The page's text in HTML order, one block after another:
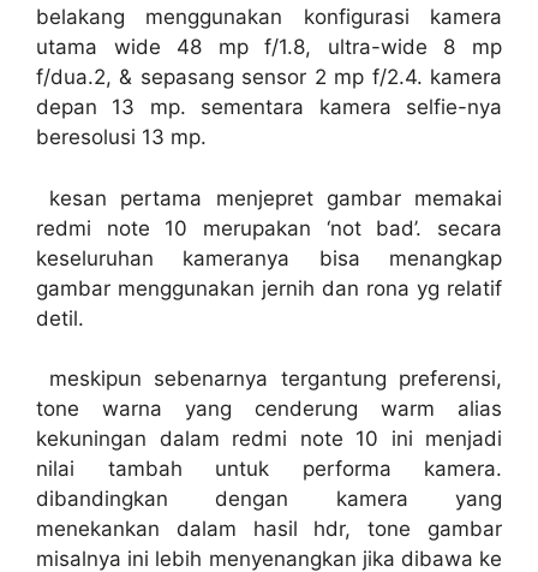
belakang menggunakan konfigurasi kamera
utama wide 48 mp f/1.8, ultra-wide 8 mp
f/dua.2, & sepasang sensor 2 mp f/2.4. kamera
depan 13 mp. sementara kamera selfie-nya
beresolusi 13 mp.
kesan pertama menjepret gambar memakai
redmi note 10 merupakan ‘not bad’. secara
keseluruhan kameranya bisa menangkap
gambar menggunakan jernih dan rona yg relatif
detil.
meskipun sebenarnya tergantung preferensi,
tone warna yang cenderung warm alias
kekuningan dalam redmi note 10 ini menjadi
nilai tambah untuk performa kamera.
dibandingkan dengan kamera yang
menekankan dalam hasil hdr, tone gambar
misalnya ini lebih menyenangkan jika dibawa ke